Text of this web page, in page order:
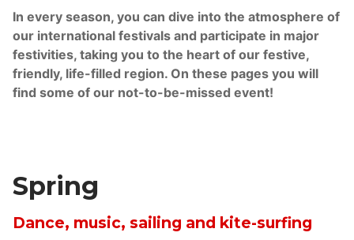
In every season, you can dive into the atmosphere of
our international festivals and participate in major
festivities, taking you to the heart of our festive,
friendly, life-filled region. On these pages you will
find some of our not-to-be-missed event!
Spring
Dance, music, sailing and kite-surfing